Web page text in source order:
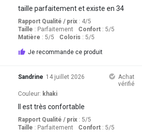
taille parfaitement et existe en 34
Rapport Qualité / prix: 4/5
Taille : Parfaitement Confort: 5/5
Matière : 5/5 Coloris : 5/5
Je recommande ce produit
Sandrine 14 juillet 2026
Achat
vérifié
Couleur: khaki
Il est très confortable
Rapport Qualité / prix: 5/5
Taille : Parfaitement Confort: 5/5